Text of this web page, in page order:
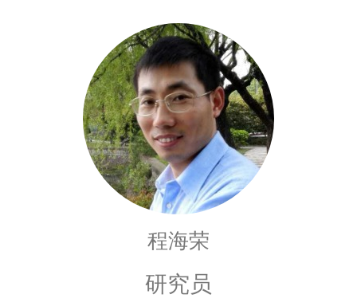
程海荣
研究员